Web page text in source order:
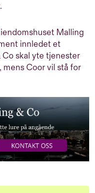
Malling
innledet et
skal yte tjenester
Coor vil stå for